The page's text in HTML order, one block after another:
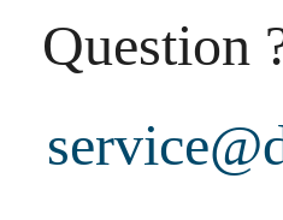
Question